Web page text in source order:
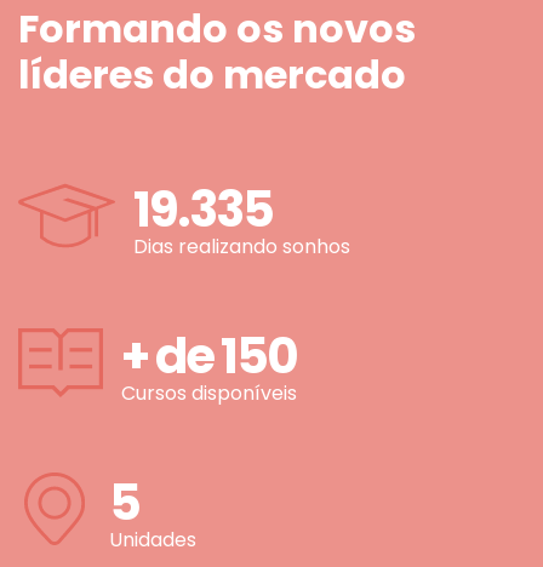
Formando os novos
líderes do mercado
19.335
Dias realizando sonhos
+ de150
Cursos disponíveis
5
Unidades